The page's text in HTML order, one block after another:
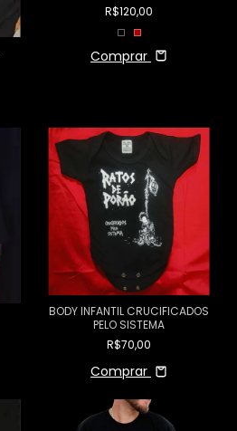
R$120,00
Comprar
BODY INFANTIL CRUCIFICADOS
PELO SISTEMA
R$70,00
Comprar